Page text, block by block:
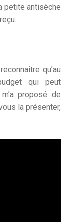
petite antisèche
qu’au
qui peut
proposé de
la présenter,